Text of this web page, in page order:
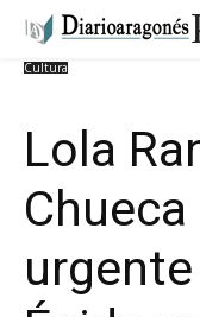
Cultura
Lola